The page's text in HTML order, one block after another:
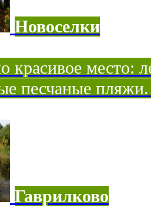
Новоселки
красивое место:
песчаные
Гаврилково